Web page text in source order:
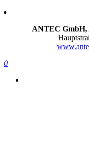
ANTEC GmbH,
0